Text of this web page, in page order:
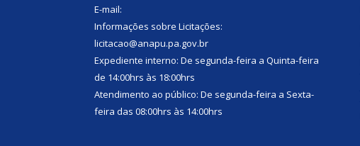
E-mail:
Informações sobre Licitações:
licitacao@anapu.pa.gov.br
Expediente interno: De segunda-feira a Quinta-feira
de 14:00hrs às 18:00hrs
Atendimento ao público: De segunda-feira a Sexta-
feira das 08:00hrs às 14:00hrs